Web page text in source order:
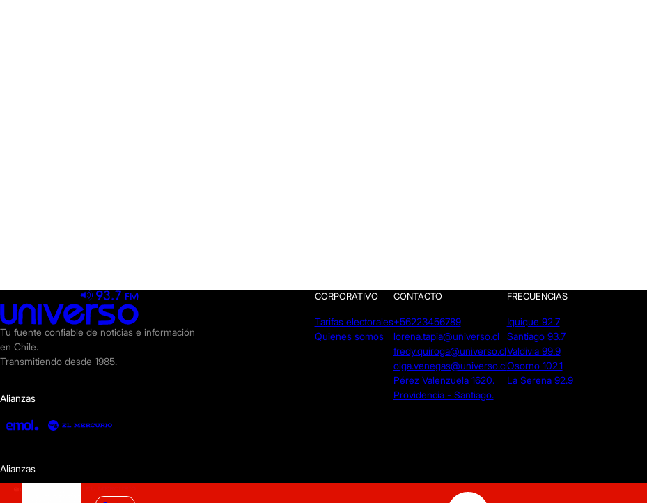
Tu fuente confiable de noticias e información
en Chile.
Transmitiendo desde 1985.
Alianzas
CORPORATIVO
Tarifas electorales
Quienes somos
CONTACTO
+56223456789
lorena.tapia@universo.cl
fredy.quiroga@universo.cl
olga.venegas@universo.cl
Pérez Valenzuela 1620.
Providencia - Santiago.
FRECUENCIAS
Iquique 92.7
Santiago 93.7
Valdivia 99.9
Osorno 102.1
La Serena 92.9
Alianzas